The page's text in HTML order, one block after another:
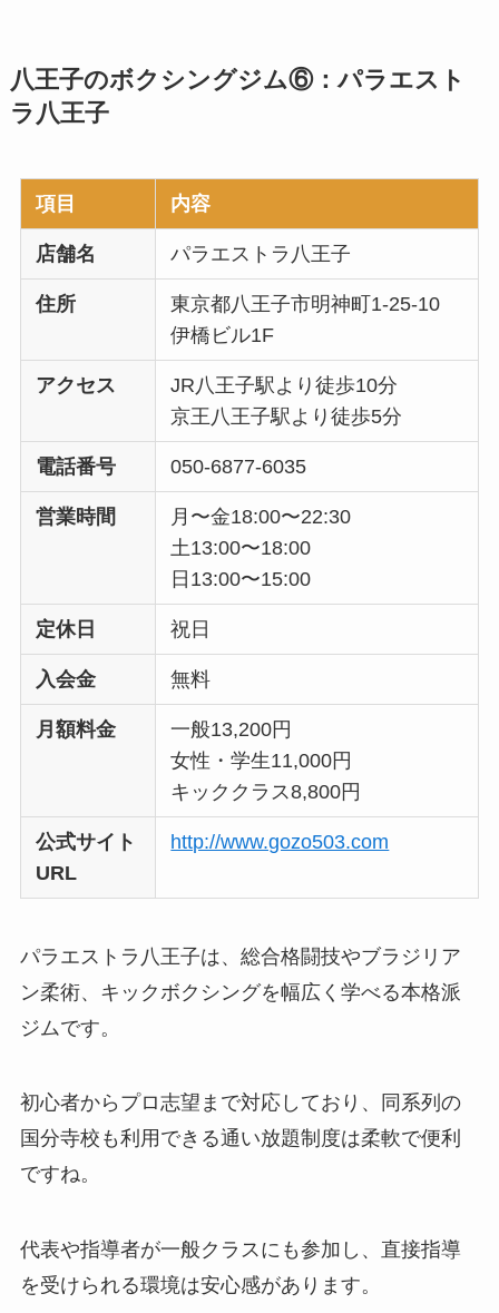
八王子のボクシングジム⑥：パラエスト
ラ八王子
項目 内容
店舗名 パラエストラ八王子
住所
東京都八王子市明神町1-25-10
伊橋ビル1F
アクセス
JR八王子駅より徒歩10分
京王八王子駅より徒歩5分
電話番号 050-6877-6035
営業時間
月〜金18:00〜22:30
土13:00〜18:00
日13:00〜15:00
定休日 祝日
入会金 無料
月額料金
一般13,200円
女性・学生11,000円
キッククラス8,800円
公式サイト
URL
http://www.gozo503.com
パラエストラ八王子は、総合格闘技やブラジリア
ン柔術、キックボクシングを幅広く学べる本格派
ジムです。
初心者からプロ志望まで対応しており、同系列の
国分寺校も利用できる通い放題制度は柔軟で便利
ですね。
代表や指導者が一般クラスにも参加し、直接指導
を受けられる環境は安心感があります。